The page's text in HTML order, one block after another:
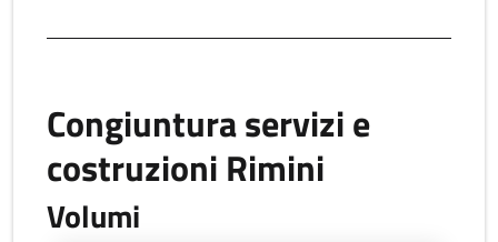
Congiuntura servizi e
costruzioni Rimini
Volumi